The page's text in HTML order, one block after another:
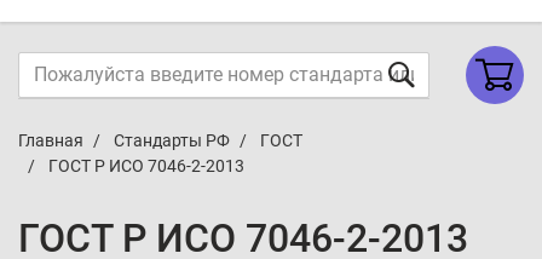
Главная Стандарты РФ
ГОСТ
ГОСТ Р ИСО 7046-2-2013
ГОСТ Р ИСО 7046-2-2013